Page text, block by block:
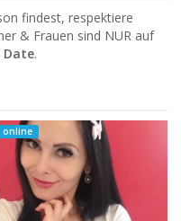
findest, respektiere
& Frauen sind NUR auf
Date.
online